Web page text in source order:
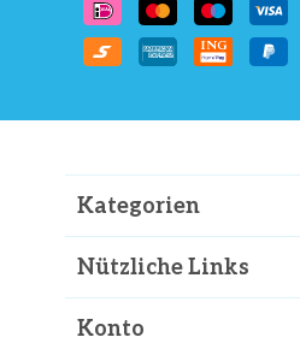
Kategorien
Nützliche Links
Konto